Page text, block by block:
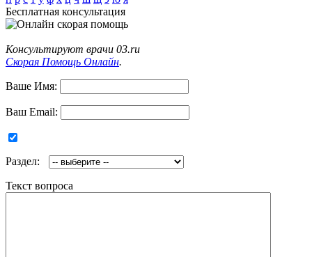
Бесплатная консультация
Консультируют врачи 03.ru
Скорая Помощь Онлайн.
Ваше Имя:
Ваш Email:
Раздел:
Текст вопроса